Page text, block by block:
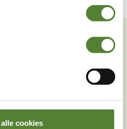
cookies
FRA
Uten nyhetsbrev går du glipp